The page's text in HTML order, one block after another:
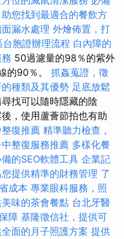
您找到最適合的餐飲方
漏水處理 外燴佈置，打
台胞證辦理流程 白內障的
50過濾量的98％的紫外
的90％。 抓姦蒐證，徵
種類及其優勢 足底放鬆
找可以隨時隱藏的陰
，使用蘆薈節拍也有助
復推薦 精準聽力檢查，
中整復服務推薦 多樣化餐
備的SEO軟體工具 企業記
提供精準的財務管理 了
成本 專業眼科服務，照
味的茶會餐點 台北牙醫
障 基隆徵信社，提供可
面的月子照護方案 提供